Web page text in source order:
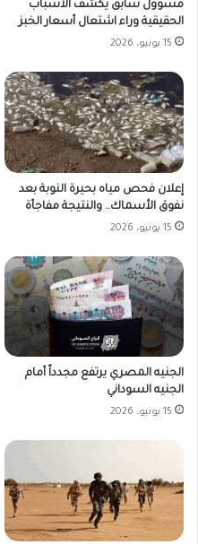
مسؤول سابق يكشف الأسباب
الحقيقية وراء اشتعال أسعار الخبز
15 يونيو، 2026
إعلان فحص مياه بحيرة النوبة بعد
نفوق الأسماك.. والنتيجة مفاجأة
15 يونيو، 2026
الجنيه المصري يرتفع مجدداً أمام
الجنيه السوداني
15 يونيو، 2026